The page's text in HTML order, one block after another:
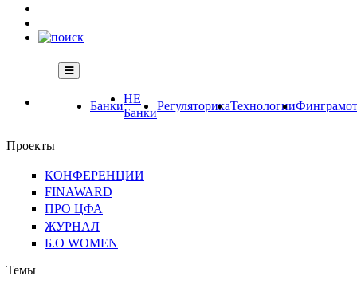
Банки
НЕ
Банки
РегуляторикаТехнологии
Проекты
КОНФЕРЕНЦИИ
FINAWARD
ПРО ЦФА
ЖУРНАЛ
Б.О WOMEN
Темы